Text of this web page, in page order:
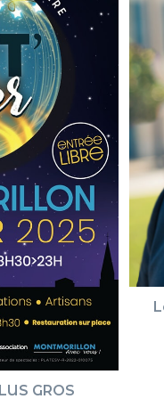
GROS